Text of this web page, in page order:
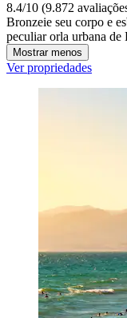
8.4/10 (9.872
Bronzeie seu corpo e
peculiar orla urbana
Mostrar menos
Ver propriedades